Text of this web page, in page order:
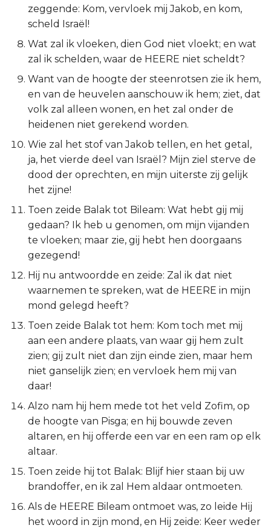
2 Timótheüs
Titus
Filémon
Hebreeën
1 Petrus
2 Petrus
1 Johannes
2 Johannes
3 Johannes
Openbaring
zeggende: Kom, vervloek mij Jakob, en kom,
scheld Israël!
Wat zal ik vloeken, dien God niet vloekt; en wat
zal ik schelden, waar de HEERE niet scheldt?
Want van de hoogte der steenrotsen zie ik hem,
en van de heuvelen aanschouw ik hem; ziet, dat
volk zal alleen wonen, en het zal onder de
heidenen niet gerekend worden.
Wie zal het stof van Jakob tellen, en het getal,
ja, het vierde deel van Israël? Mijn ziel sterve de
dood der oprechten, en mijn uiterste zij gelijk
het zijne!
Toen zeide Balak tot Bileam: Wat hebt gij mij
gedaan? Ik heb u genomen, om mijn vijanden
te vloeken; maar zie, gij hebt hen doorgaans
gezegend!
Hij nu antwoordde en zeide: Zal ik dat niet
waarnemen te spreken, wat de HEERE in mijn
mond gelegd heeft?
Toen zeide Balak tot hem: Kom toch met mij
aan een andere plaats, van waar gij hem zult
zien; gij zult niet dan zijn einde zien, maar hem
niet ganselijk zien; en vervloek hem mij van
daar!
Alzo nam hij hem mede tot het veld Zofim, op
de hoogte van Pisga; en hij bouwde zeven
altaren, en hij offerde een var en een ram op elk
altaar.
Toen zeide hij tot Balak: Blijf hier staan bij uw
brandoffer, en ik zal Hem aldaar ontmoeten.
Als de HEERE Bileam ontmoet was, zo leide Hij
het woord in zijn mond, en Hij zeide: Keer weder